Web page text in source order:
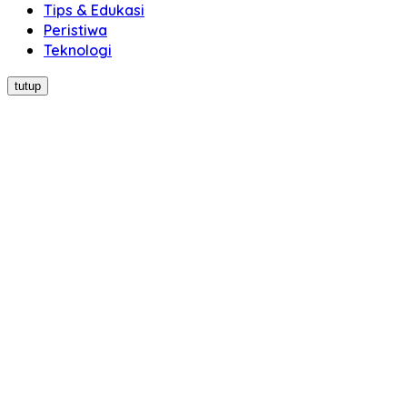
Tips & Edukasi
Peristiwa
Teknologi
tutup